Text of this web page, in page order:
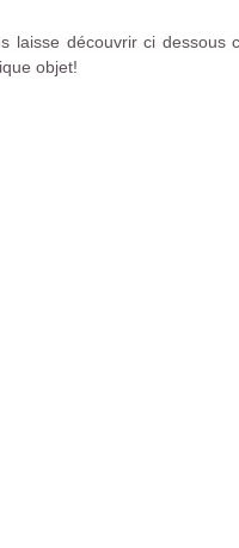
découvrir ci
objet!